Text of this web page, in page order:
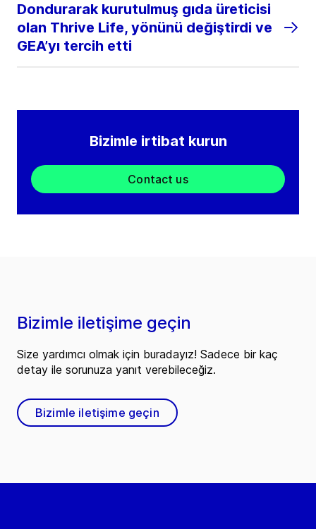
Dondurarak kurutulmuş gıda üreticisi
olan Thrive Life, yönünü değiştirdi ve
GEA’yı tercih etti
Bizimle irtibat kurun
Contact us
Bizimle iletişime geçin
Size yardımcı olmak için buradayız! Sadece bir kaç
detay ile sorunuza yanıt verebileceğiz.
Bizimle iletişime geçin